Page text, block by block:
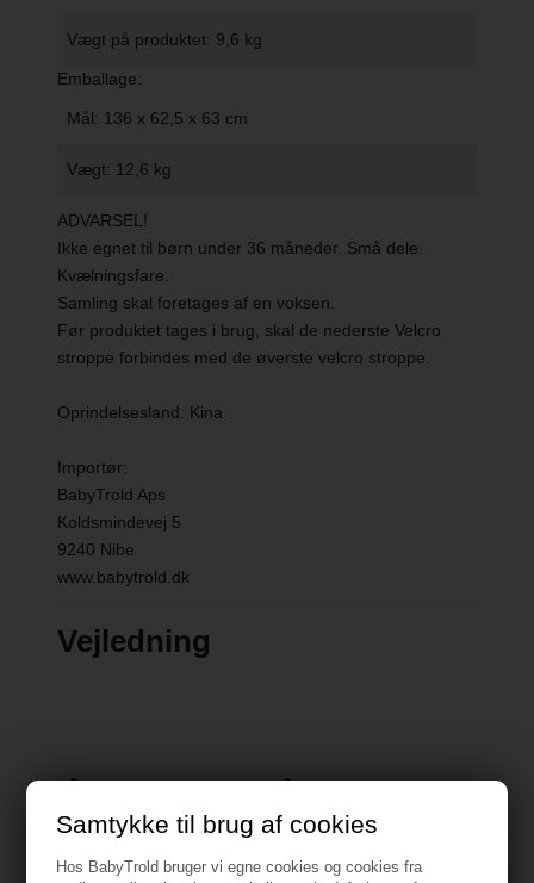
Samtykke til brug af cookies
Hos BabyTrold bruger vi egne cookies og cookies fra
Vægt på produktet: 9,6 kg
Emballage:
Mål: 136 x 62,5 x 63 cm
Vægt: 12,6 kg
ADVARSEL!
Ikke egnet til børn under 36 måneder. Små dele.
Kvælningsfare.
Samling skal foretages af en voksen.
Før produktet tages i brug, skal de nederste Velcro
stroppe forbindes med de øverste velcro stroppe.
Oprindelsesland: Kina
Importør:
BabyTrold Aps
Koldsmindevej 5
9240 Nibe
www.babytrold.dk
Vejledning
følgende produkter